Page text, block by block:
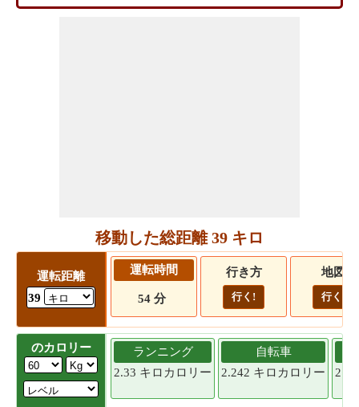
移動した総距離 39 キロ
運転距離
39
運転時間
54 分
行き方
行く!
地図
行く!
のカロリー
ランニング
2.33 キロカロリー
自転車
2.242 キロカロリー